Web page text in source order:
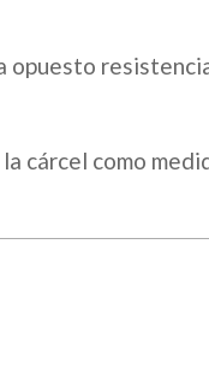
opuesto
cárcel como